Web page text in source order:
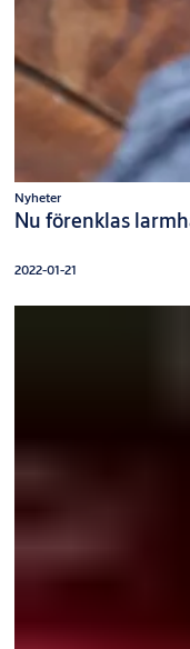
Nyheter
Nu förenklas
2022-01-21